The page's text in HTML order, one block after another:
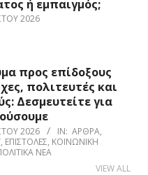
ή εμπαιγμός;
2026
προς επίδοξους
πολιτευτές και
Δεσμευτείτε για
2026 IN: ΆΡΘΡΑ,
, ΕΠΙΣΤΟΛΈΣ, ΚΟΙΝΩΝΙΚΉ
ΝΈΑ
VIEW ALL